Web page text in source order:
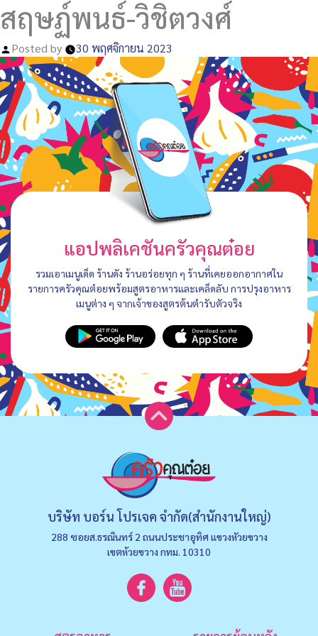
สฤษฏ์พนธ์-วิชิตวงศ์
Posted by 30 พฤศจิกายน 2023
แอปพลิเคชันครัวคุณต๋อย
รวมเอาเมนูเด็ด ร้านดัง ร้านอร่อยทุก ๆ ร้านที่เคยออกอากาศใน
รายการครัวคุณต๋อยพร้อมสูตรอาหารและเคล็ดลับ การปรุงอาหาร
เมนูต่าง ๆ จากเจ้าของสูตรต้นตำรับตัวจริง
บริษัท บอร์น โปรเจค จำกัด(สำนักงานใหญ่)
288 ซอยส.ธรณินทร์ 2 ถนนประชาอุทิศ แขวงหัวยขวาง
เขตห้วยขวาง กทม. 10310